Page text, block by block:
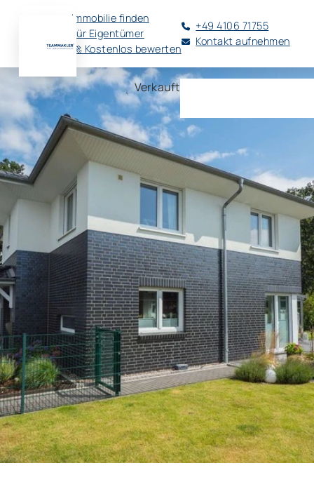
Immobilie finden
Für Eigentümer
🚀 Kostenlos bewerten
+49 4106 71755
Kontakt aufnehmen
Verkauft